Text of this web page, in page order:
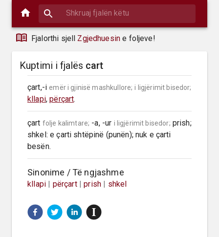
Fjalorthi sjell Zgjedhuesin e foljeve!
Kuptimi i fjalës cart
çart,-i emër i gjinisë mashkullore; i ligjërimit bisedor;
kllapi, përçart.
çart folje kalimtare; -a, -ur i ligjërimit bisedor; prish;
shkel: e çarti shtëpinë (punën); nuk e çarti
besën.
Sinonime / Të ngjashme
kllapi | përçart |prish | shkel